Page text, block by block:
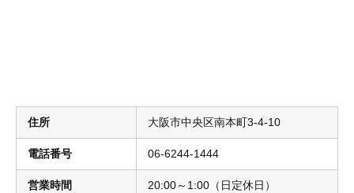
住所 大阪市中央区南本町3-4-10
電話番号 06-6244-1444
営業時間 20:00～1:00（日定休日）